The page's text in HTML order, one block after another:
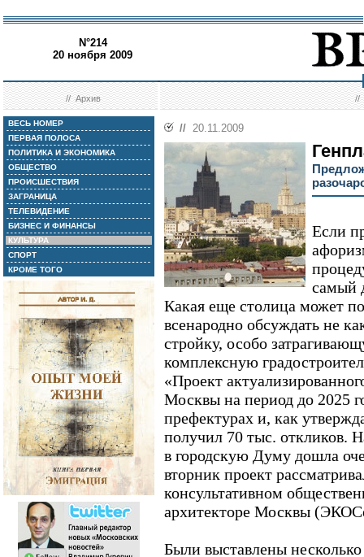
N°214
20 ноября 2009
//Архив //
ВЕСЬ НОМЕР
ПЕРВАЯ ПОЛОСА
ПОЛИТИКА И ЭКОНОМИКА
ОБЩЕСТВО
ПРОИСШЕСТВИЯ
ЗАГРАНИЦА
ТЕЛЕВИДЕНИЕ
БИЗНЕС И ФИНАНСЫ
КУЛЬТУРА
СПОРТ
КРОМЕ ТОГО
// 20.11.2009
Если
самый
Какая еще столица может
всенародно обсуждать не
стройку, особо
комплексную
«Проект
Москвы на период до 2025
префектурах и, как
получил 70 тыс. откликов.
в городскую Думу дошла
вторник проект
консультативном
архитекторе Москвы
Были выставлены